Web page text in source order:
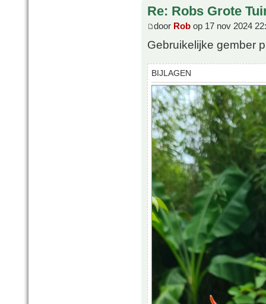
Re: Robs Grote
door Rob op 17 nov 2024
Gebruikelijke gember
BIJLAGEN